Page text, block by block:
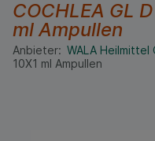
COCHLEA GL
mlAmpullen
Anbieter: WALA Heilmittel
10X1 ml Ampullen